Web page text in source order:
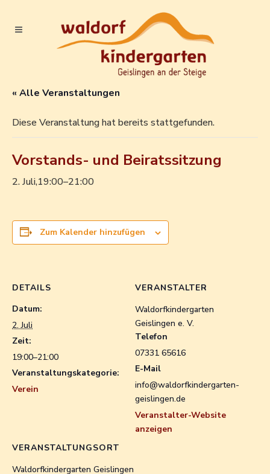
« Alle Veranstaltungen
Diese Veranstaltung hat bereits stattgefunden.
Vorstands- und Beiratssitzung
2. Juli,19:00–21:00
Zum Kalender hinzufügen
DETAILS
Datum:
2. Juli
Zeit:
19:00–21:00
Veranstaltungskategorie:
Verein
VERANSTALTUNGSORT
Waldorfkindergarten Geislingen
VERANSTALTER
Waldorfkindergarten
Geislingen e. V.
Telefon
07331 65616
E-Mail
info@waldorfkindergarten-
geislingen.de
Veranstalter-Website
anzeigen